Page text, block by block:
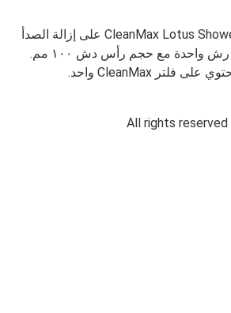
يعمل (CleanMax Lotus Shower (SSH-117CR على إزالة الصدأ
والشوائب. لديه وضعية رش واحدة مع حجم رأس دش ١٠٠ مم.
All rights reserved